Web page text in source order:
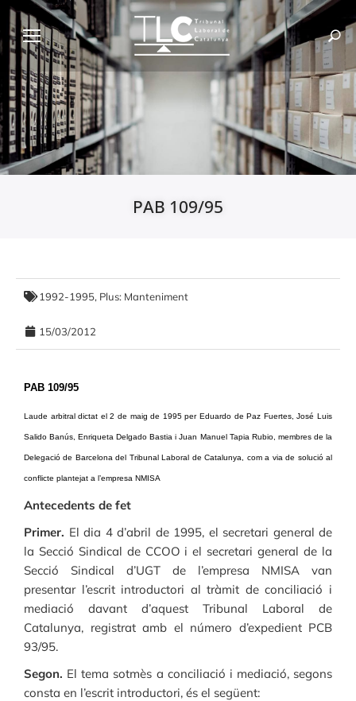
PAB 109/95
1992-1995, Plus: Manteniment
15/03/2012
PAB 109/95
Laude arbitral dictat el 2 de maig de 1995 per Eduardo de Paz Fuertes, José Luis
Salido Banús, Enriqueta Delgado Bastia i Juan Manuel Tapia Rubio, membres de la
Delegació de Barcelona del Tribunal Laboral de Catalunya, com a via de solució al
conflicte plantejat a l’empresa NMISA
Antecedents de fet
Primer. El dia 4 d’abril de 1995, el secretari general de
la Secció Sindical de CCOO i el secretari general de la
Secció Sindical d’UGT de l’empresa NMISA van
presentar l’escrit introductori al tràmit de conciliació i
mediació davant d’aquest Tribunal Laboral de
Catalunya, registrat amb el número d’expedient PCB
93/95.
Segon. El tema sotmès a conciliació i mediació, segons
consta en l’escrit introductori, és el següent: